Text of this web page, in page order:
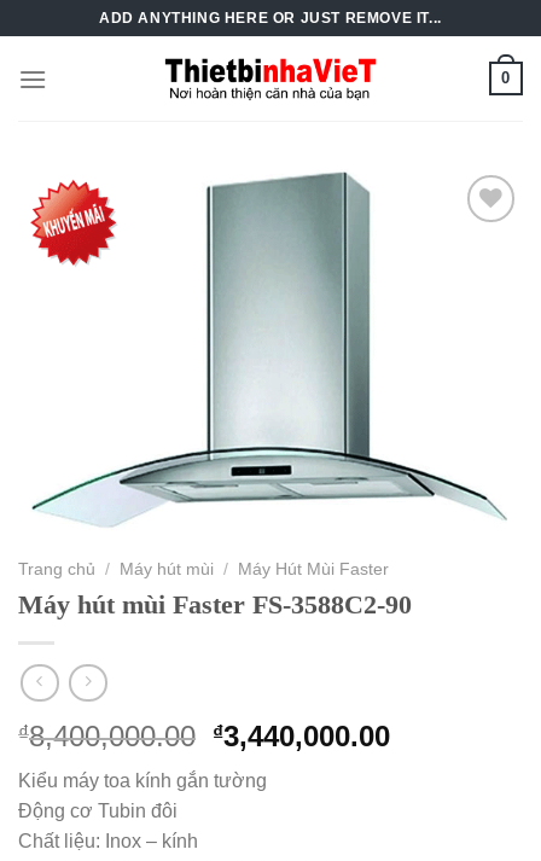
content
ADD ANYTHING HERE OR JUST REMOVE IT...
0
Trang chủ / Máy hút mùi / Máy Hút Mùi Faster
Máy hút mùi Faster FS-3588C2-90
₫8,400,000.00 Original
price
was:
₫3,440,000.00Current
Kiểu máy toa kính gắn tường
Động cơ Tubin đôi
Chất liệu: Inox – kính